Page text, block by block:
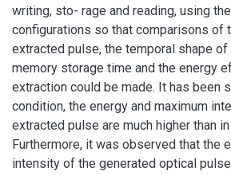
writing, sto- rage and reading, using
configurations so that comparisons of
extracted pulse, the temporal shape of
memory storage time and the energy
extraction could be made. It has been
condition, the energy and maximum
extracted pulse are much higher than
Furthermore, it was observed that the
intensity of the generated optical